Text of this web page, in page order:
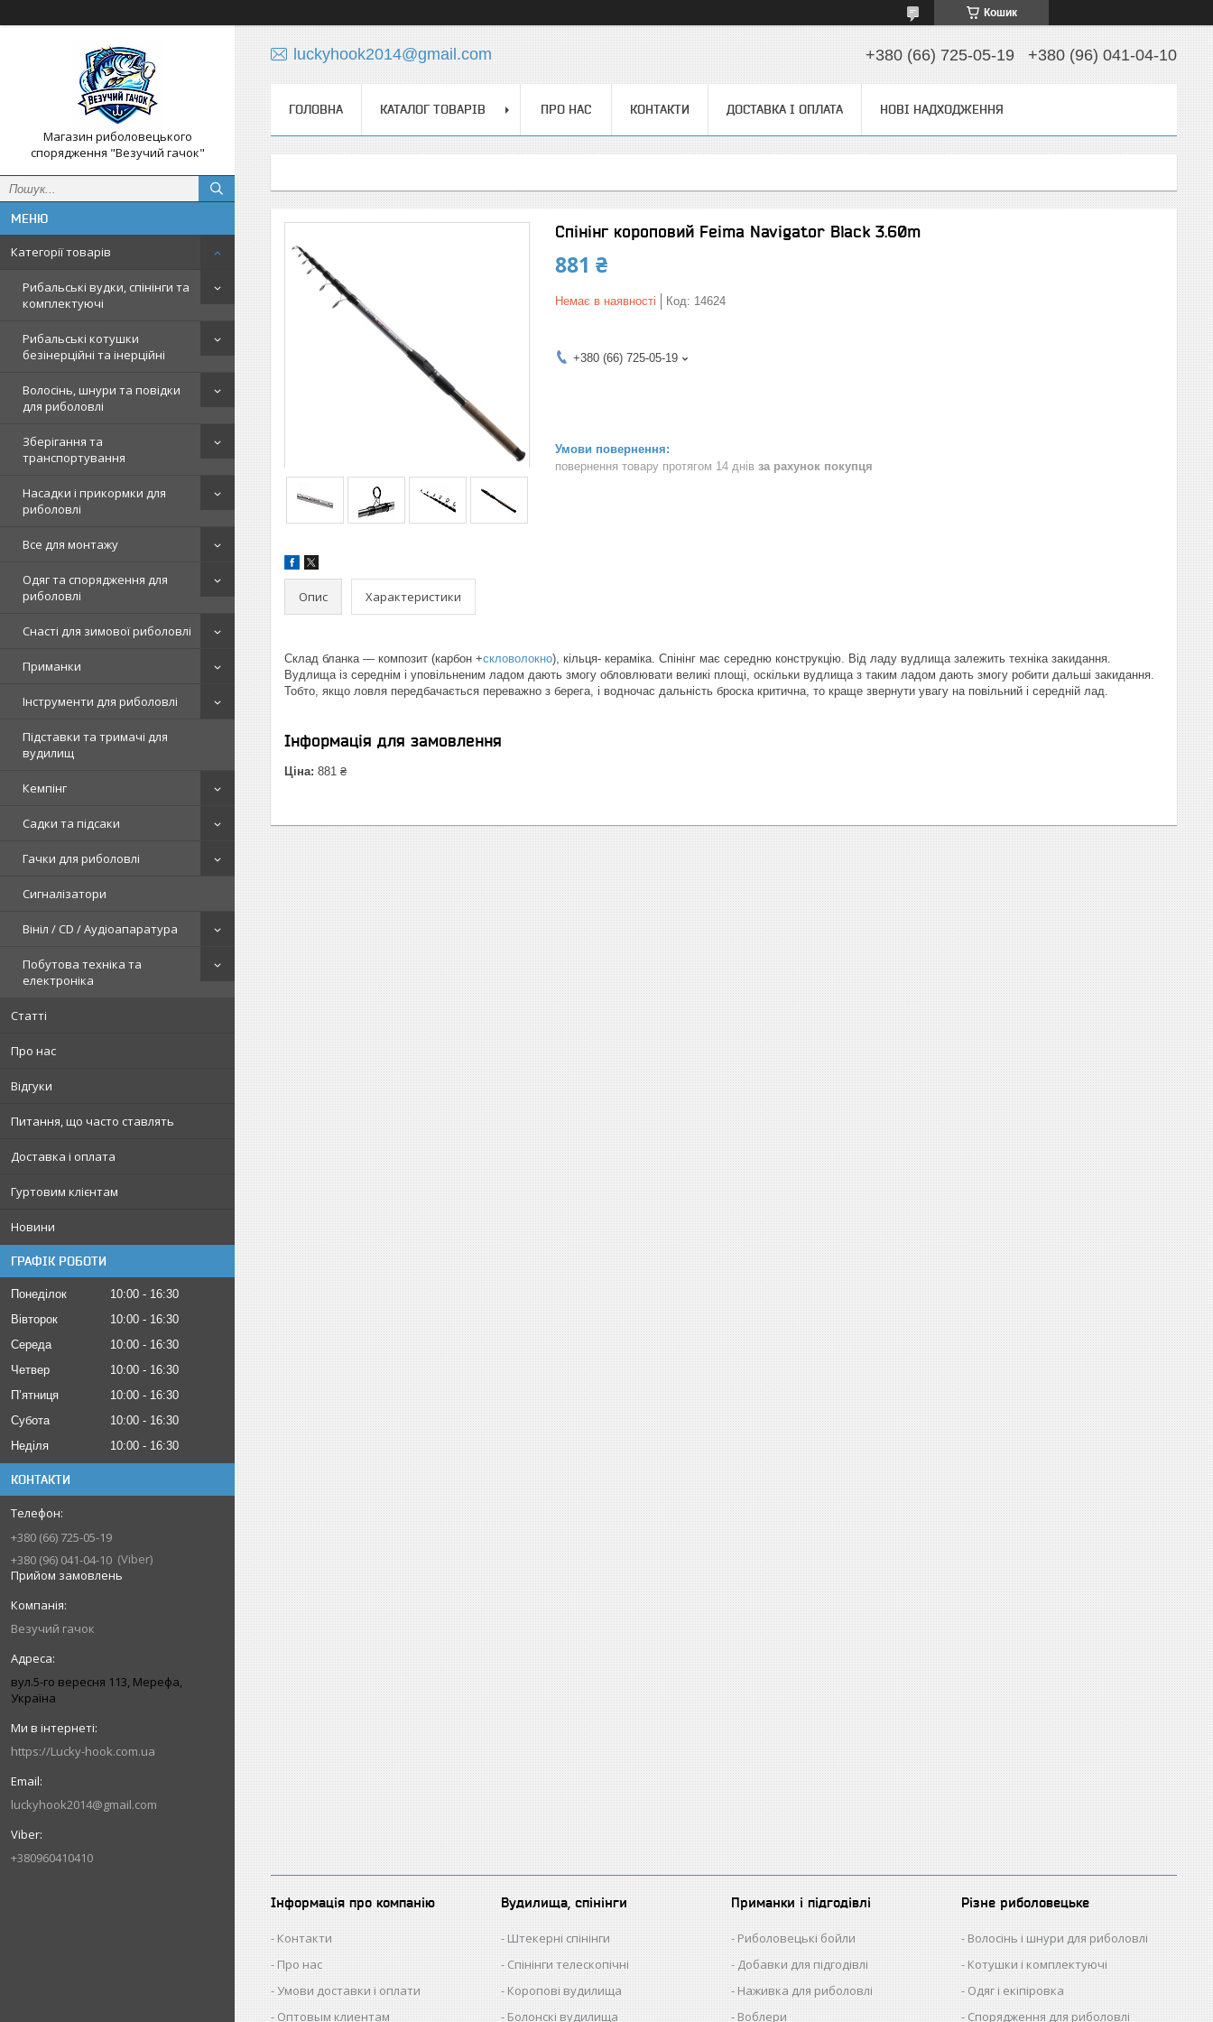
Кошик
Магазин риболовецького
спорядження "Везучий гачок"
Категорії товарів
Рибальські вудки, спінінги та
комплектуючі
Рибальські котушки
безінерційні та інерційні
Волосінь, шнури та повідки
для риболовлі
Зберігання та
транспортування
Насадки і прикормки для
риболовлі
Все для монтажу
Одяг та спорядження для
риболовлі
Снасті для зимової риболовлі
Приманки
Інструменти для риболовлі
Підставки та тримачі для
вудилищ
Кемпінг
Садки та підсаки
Гачки для риболовлі
Сигналізатори
Вініл / CD / Аудіоапаратура
Побутова техніка та
електроніка
Статті
Про нас
Відгуки
Питання, що часто ставлять
Доставка і оплата
Гуртовим клієнтам
Новини
ГРАФІК РОБОТИ
Понеділок 10:00
16:30
Вівторок
10:00
16:30
Середа
10:00
16:30
Четвер
10:00
16:30
Пʼятниця
10:00
16:30
Субота
10:00
16:30
Неділя
10:00 16:30
КОНТАКТИ
+380 (66) 725-05-19
+380 (96) 041-04-10 Viber
Прийом замовлень
Везучий гачок
вул.5-го вересня 113, Мерефа,
Україна
https://Lucky-hook.com.ua
luckyhook2014@gmail.com
+380960410410
luckyhook2014@gmail.com +380 (66) 725-05-19 +380 (96) 041-04-10
ГОЛОВНА КАТАЛОГ ТОВАРІВ ПРО НАС КОНТАКТИ ДОСТАВКА І ОПЛАТА НОВІ НАДХОДЖЕННЯ
Спінінг короповий Feima Navigator Black 3.60m
881 ₴
Немає в наявності Код: 14624
+380 (66) 725-05-19
повернення товару протягом 14 днів за рахунок покупця
Опис Характеристики
Склад бланка — композит (карбон +скловолокно), кільця- кераміка. Спінінг має середню конструкцію. Від ладу вудлища залежить техніка закидання.
Вудлища із середнім і уповільненим ладом дають змогу обловлювати великі площі, оскільки вудлища з таким ладом дають змогу робити дальші закидання.
Тобто, якщо ловля передбачається переважно з берега, і водночас дальність броска критична, то краще звернути увагу на повільний і середній лад.
Інформація для замовлення
Ціна: 881 ₴
Інформація про компанію
Контакти
Про нас
Умови доставки і оплати
Оптовым клиентам
Вудилища, спінінги
Штекерні спінінги
Спінінги телескопічні
Коропові вудилища
Болонскі вудилища
Приманки і підгодівлі
Риболовецькі бойли
Добавки для підгодівлі
Наживка для риболовлі
Воблери
Різне риболовецьке
Волосінь і шнури для риболовлі
Котушки і комплектуючі
Одяг і екіпіровка
Спорядження для риболовлі